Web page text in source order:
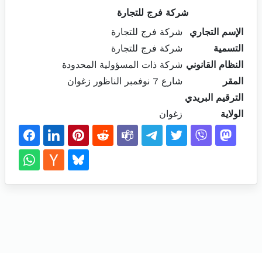
شركة فرج للتجارة
الإسم التجاري
شركة فرج للتجارة
التسمية
شركة فرج للتجارة
النظام القانوني شركة ذات المسؤولية المحدودة
المقر
شارع 7 نوفمبر الناظور زغوان
الترقيم البريدي
الولاية
زغوان